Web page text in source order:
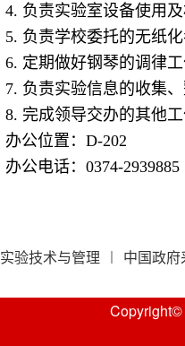
4. 负责实验室设备使用
5. 负责学校委托的无纸
6. 定期做好钢琴的调律
7. 负责实验信息的收集
8. 完成领导交办的其他
办公位置：D-202
办公电话：0374-2939885
实验技术与管理 中国政府